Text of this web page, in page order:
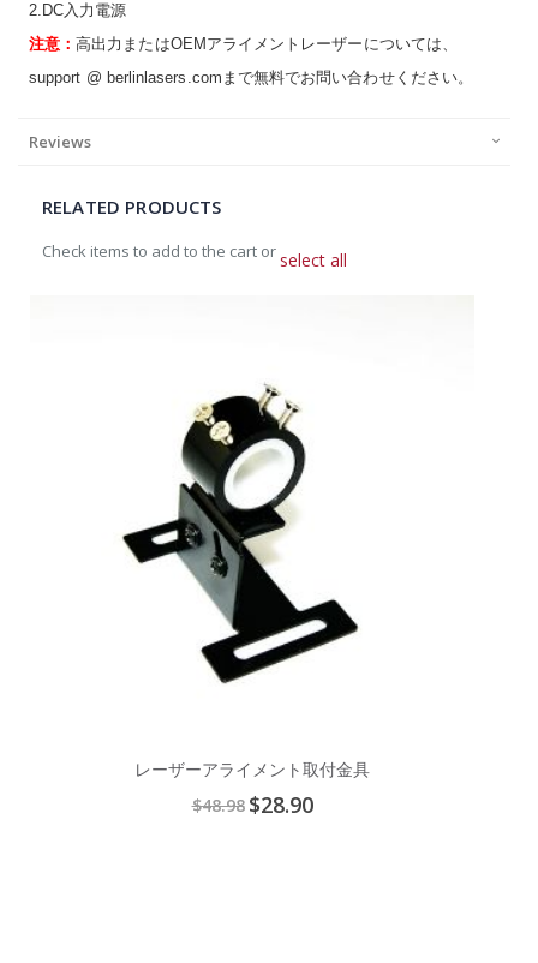
2.DC入力電源
注意：高出力またはOEMアライメントレーザーについては、
support @ berlinlasers.comまで無料でお問い合わせください。
Reviews
RELATED PRODUCTS
Check items to add to the cart or select all
レーザーアライメント取付金具
$48.98 Special
Price
$28.90